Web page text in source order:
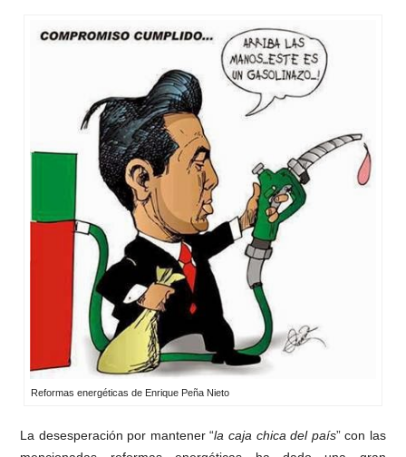
Reformas energéticas de Enrique Peña Nieto
La desesperación por mantener “la caja chica del país” con las